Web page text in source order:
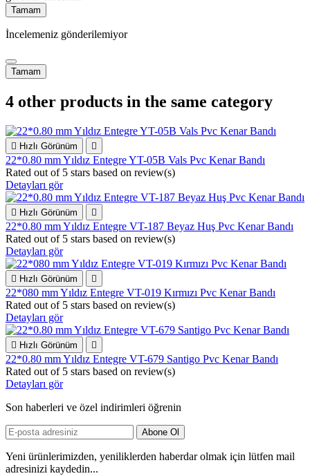
Tamam
İncelemeniz gönderilemiyor
Tamam
4 other products in the same category
 Hızlı Görünüm 
22*0.80 mm Yıldız Entegre YT-05B Vals Pvc Kenar Bandı
Rated out of 5 stars based on review(s)
Detayları gör
 Hızlı Görünüm 
22*0.80 mm Yıldız Entegre VT-187 Beyaz Huş Pvc Kenar Bandı
Rated out of 5 stars based on review(s)
Detayları gör
 Hızlı Görünüm 
22*080 mm Yıldız Entegre VT-019 Kırmızı Pvc Kenar Bandı
Rated out of 5 stars based on review(s)
Detayları gör
 Hızlı Görünüm 
22*0.80 mm Yıldız Entegre VT-679 Santigo Pvc Kenar Bandı
Rated out of 5 stars based on review(s)
Detayları gör
Son haberleri ve özel indirimleri öğrenin
Yeni ürünlerimizden, yeniliklerden haberdar olmak için lütfen mail
adresinizi kaydedin...